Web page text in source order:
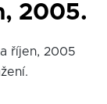
2005.
říjen, 2005